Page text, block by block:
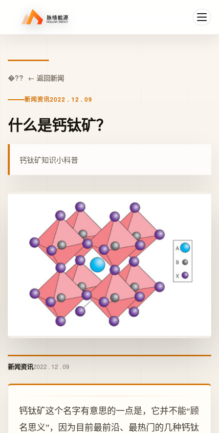
← 返回新闻
新闻资讯2022 . 12 . 09
什么是钙钛矿？
钙钛矿知识小科普
新闻资讯2022 . 12 . 09
钙钛矿这个名字有意思的一点是，它并不能“顾
名思义”，因为目前最前沿、最热门的几种钙钛